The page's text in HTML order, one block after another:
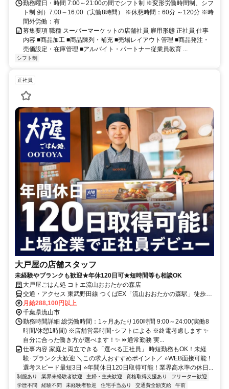
勤務曜日・時間 7:00～21:00の間でシフト制 ※変形労働時間制、シフ
ト制 例）7:00～16:00（実働8時間） ※休憩時間：60分 ～120分 ※時
間外労働：有
募集要項 職種 スーパーマーケットの店舗社員 雇用形態 正社員 仕事
内容 ■商品加工 ■商品陳列・補充 ■売場レイアウト管理 ■商品発注・
売価設定・在庫管理 ■アルバイト・パートナー従業員教育 ...
シフト制
正社員
大戸屋の店舗スタッフ
未経験やブランクも歓迎★年休120日可★短時間等も相談OK
大戸屋ごはん処 コトエ流山おおたかの森店
交通・アクセス 東武野田線 つくばEX「流山おおたかの森駅」徒歩4
分
月給288,100円以上
千葉県流山市
勤務時間詳細 総労働時間：1ヶ月あたり160時間 9:00～24:00(実働8
時間/休憩1時間) ※店舗営業時間･シフトによる ※終電考慮します ✨
自分に合った働き方が選べます！✨ ⏩通常勤務 実...
仕事内容 家庭と両立できる「選べる正社員」 時短勤務もOK！未経
験･ブランク大歓迎 ＼この求人おすすめポイント／ ⭐WEB面接可能！
選考スピード最短3日 ⭐年間休日120日取得可能！業界高水準の休日...
制服あり 業界未経験者歓迎 主婦・主夫歓迎 資格取得支援あり
フリーター歓迎
学歴不問
経験不問 未経験者歓迎 住宅手当あり 交通費全額支給
午前